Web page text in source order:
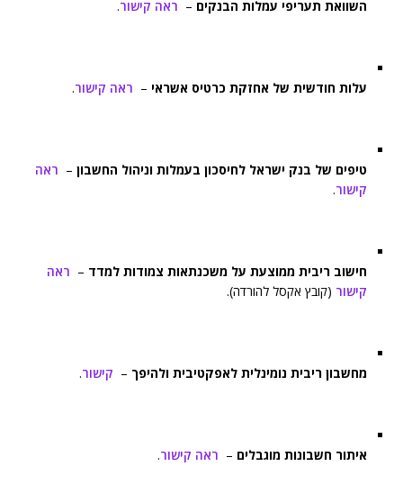
השוואת תעריפי עמלות הבנקים – ראה קישור.
עלות חודשית של אחזקת כרטיס אשראי – ראה קישור.
טיפים של בנק ישראל לחיסכון בעמלות וניהול החשבון – ראה
קישור.
חישוב ריבית ממוצעת על משכנתאות צמודות למדד – ראה
קישור (קובץ אקסל להורדה).
מחשבון ריבית נומינלית לאפקטיבית ולהיפך – קישור.
איתור חשבונות מוגבלים – ראה קישור.